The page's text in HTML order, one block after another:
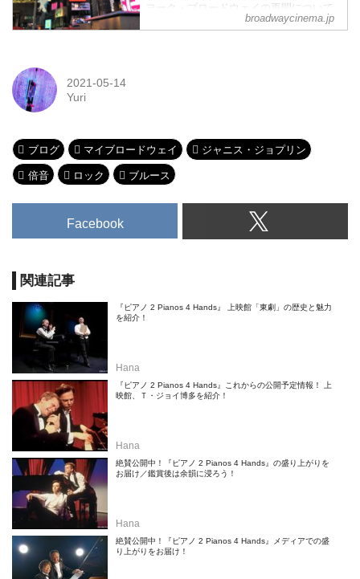
ヨーク・ブロードウェイの再開について
お話したいと思います。カバー画像：ニ
broadwaycinema.jp
2021-05-14
Yuri
ブログ マイブロードウェイ ジャニス・ジョプリン
倍音 ロック ブルース
Facebook
関連記事
『ピアノ 2 Pianos 4 Hands』 上映館「東劇」の歴史と魅力
を紹介！
Hana
『ピアノ 2 Pianos 4 Hands』これからの公開予定情報！ 上
映館、Ｔ・ジョイ博多を紹介！
Hana
絶賛公開中！『ピアノ 2 Pianos 4 Hands』の盛り上がりを
お届け／鑑賞後は余韻に浸ろう！
Hana
絶賛公開中！『ピアノ 2 Pianos 4 Hands』メディアでの盛
り上がりをお届け！